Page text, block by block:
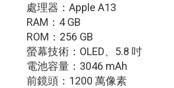
處理器：Apple A13
RAM：4 GB
ROM：256 GB
螢幕技術：OLED、5.8 吋
電池容量：3046 mAh
前鏡頭：1200 萬像素